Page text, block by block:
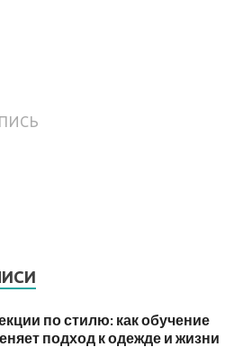
по стилю: как обучение
подход к одежде и жизни